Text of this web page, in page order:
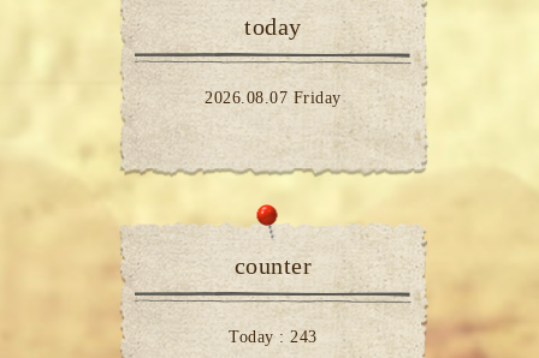
today
2026.08.07 Friday
counter
Today :243